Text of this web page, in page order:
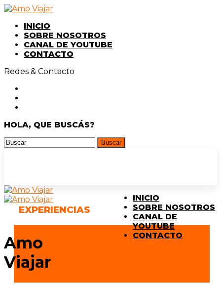
INICIO
SOBRE NOSOTROS
CANAL DE YOUTUBE
CONTACTO
Redes & Contacto
HOLA, QUE BUSCÁS?
Amo
Viajar
INICIO
SOBRE NOSOTROS
CANAL DE
YOUTUBE
CONTACTO
EXPERIENCIAS
ESTUDIAR EN EL EXTERIOR:
CÓMO COMBINAR IDIOMAS,
VIAJES Y EXPERIENCIAS
INTERNACIONALES